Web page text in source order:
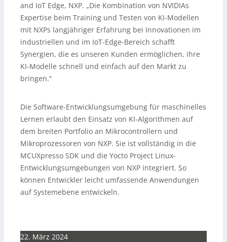
and IoT Edge, NXP. „Die Kombination von NVIDIAs
Expertise beim Training und Testen von KI-Modellen
mit NXPs langjähriger Erfahrung bei Innovationen im
industriellen und im IoT-Edge-Bereich schafft
Synergien, die es unseren Kunden ermöglichen, ihre
KI-Modelle schnell und einfach auf den Markt zu
bringen.“
Die Software-Entwicklungsumgebung für maschinelles
Lernen erlaubt den Einsatz von KI-Algorithmen auf
dem breiten Portfolio an Mikrocontrollern und
Mikroprozessoren von NXP. Sie ist vollständig in die
MCUXpresso SDK und die Yocto Project Linux-
Entwicklungsumgebungen von NXP integriert. So
können Entwickler leicht umfassende Anwendungen
auf Systemebene entwickeln.
22. März 2024